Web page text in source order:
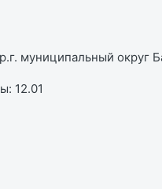
муниципальный округ
12.01